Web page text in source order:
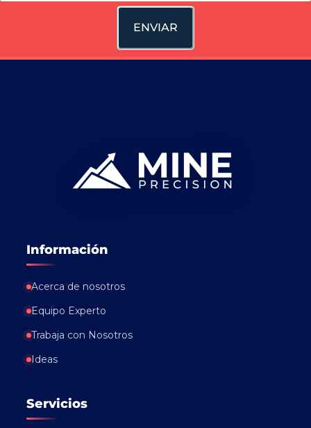
ENVIAR
Información
Acerca de nosotros
Equipo Experto
Trabaja con Nosotros
Ideas
Servicios